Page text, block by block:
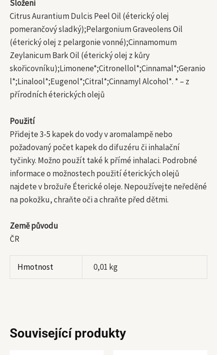
Složení
Citrus Aurantium Dulcis Peel Oil (éterický olej
pomerančový sladký);Pelargonium Graveolens Oil
(éterický olej z pelargonie vonné);Cinnamomum
Zeylanicum Bark Oil (éterický olej z kůry
skořicovníku);Limonene*;Citronellol*;Cinnamal*;Geranio
l*;Linalool*;Eugenol*;Citral*;Cinnamyl Alcohol*. * – z
přírodních éterických olejů
Použití
Přidejte 3-5 kapek do vody v aromalampě nebo
požadovaný počet kapek do difuzéru či inhalační
tyčinky. Možno použít také k přímé inhalaci. Podrobné
informace o možnostech použití éterických olejů
najdete v brožuře Éterické oleje. Nepoužívejte neředěné
na pokožku, chraňte oči a chraňte před dětmi.
Země původu
ČR
Hmotnost 0,01 kg
Související produkty